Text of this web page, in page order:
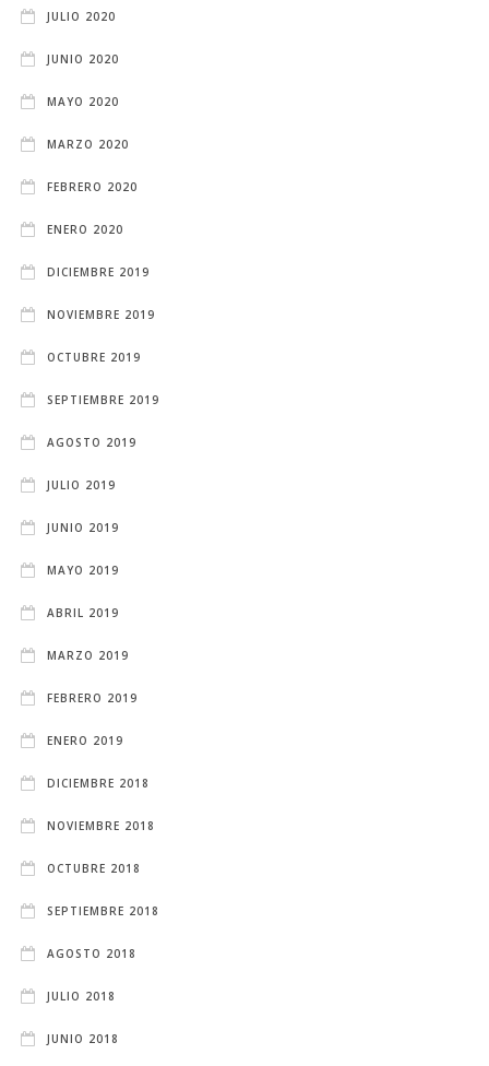
JULIO 2020
JUNIO 2020
MAYO 2020
MARZO 2020
FEBRERO 2020
ENERO 2020
DICIEMBRE 2019
NOVIEMBRE 2019
OCTUBRE 2019
SEPTIEMBRE 2019
AGOSTO 2019
JULIO 2019
JUNIO 2019
MAYO 2019
ABRIL 2019
MARZO 2019
FEBRERO 2019
ENERO 2019
DICIEMBRE 2018
NOVIEMBRE 2018
OCTUBRE 2018
SEPTIEMBRE 2018
AGOSTO 2018
JULIO 2018
JUNIO 2018